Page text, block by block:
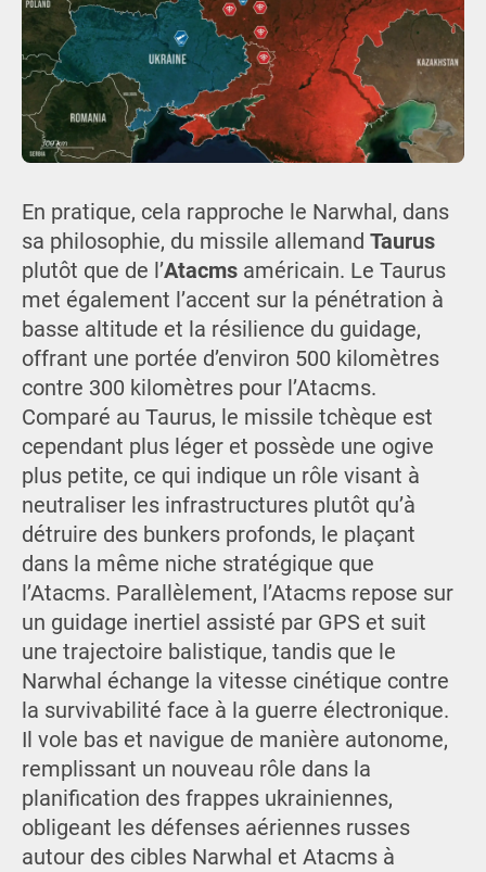
En pratique, cela rapproche le Narwhal, dans
sa philosophie, du missile allemand Taurus
plutôt que de l’Atacmsaméricain. Le Taurus
met également l’accent sur la pénétration à
basse altitude et la résilience du guidage,
offrant une portée d’environ 500 kilomètres
contre 300 kilomètres pour l’Atacms.
Comparé au Taurus, le missile tchèque est
cependant plus léger et possède une ogive
plus petite, ce qui indique un rôle visant à
neutraliser les infrastructures plutôt qu’à
détruire des bunkers profonds, le plaçant
dans la même niche stratégique que
l’Atacms. Parallèlement, l’Atacms repose sur
un guidage inertiel assisté par GPS et suit
une trajectoire balistique, tandis que le
Narwhal échange la vitesse cinétique contre
la survivabilité face à la guerre électronique.
Il vole bas et navigue de manière autonome,
remplissant un nouveau rôle dans la
planification des frappes ukrainiennes,
obligeant les défenses aériennes russes
autour des cibles Narwhal et Atacms à